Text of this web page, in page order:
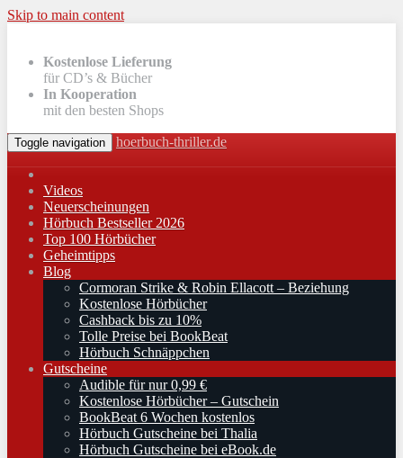
Skip to main content
Kostenlose Lieferung
für CD’s & Bücher
In Kooperation
mit den besten Shops
Toggle navigation hoerbuch-thriller.de
Videos
Neuerscheinungen
Hörbuch Bestseller 2026
Top 100 Hörbücher
Geheimtipps
Blog
Cormoran Strike & Robin Ellacott – Beziehung
Kostenlose Hörbücher
Cashback bis zu 10%
Tolle Preise bei BookBeat
Hörbuch Schnäppchen
Gutscheine
Audible für nur 0,99 €
Kostenlose Hörbücher – Gutschein
BookBeat 6 Wochen kostenlos
Hörbuch Gutscheine bei Thalia
Hörbuch Gutscheine bei eBook.de